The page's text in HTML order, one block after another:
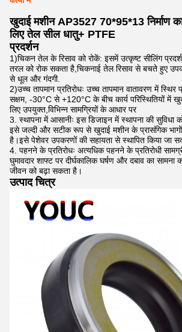
खुदाई मशीन AP3527 70*95*13 निर्माण
लिए तेल सील धातु+ PTFE
प्रदर्शन
1)चिकन तेल के रिसाव को रोकें: इसमें उत्कृष्ट सीलिंग
तरल को रोक सकता है,चिकनाई तेल रिसाव से बचते हुए
से धूल और गंदगी.
2)उच्च तापमान प्रतिरोधः उच्च तापमान वातावरण में स्थिर
सक्षम, -30°C से +120°C के बीच कार्य परिस्थितियों में
लिए उपयुक्त,विभिन्न सामग्रियों के आधार पर
3. स्थापना में आसानीः इस डिजाइन में स्थापना की सुविधा
इसे जल्दी और सटीक रूप से खुदाई मशीन के प्रासंगिक
है।इसे पेशेवर उपकरणों की सहायता से स्थापित किया जा
4. पहनने के प्रतिरोधः अत्यधिक पहनने के प्रतिरोधी
घुमावदार शाफ्ट पर दीर्घकालिक घर्षण और दबाव का
जीवन को बढ़ा सकता है।
उत्पाद चित्र